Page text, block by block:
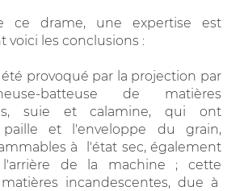
ce drame, une expertise est
voici les conclusions :
été provoqué par la projection par
batteuse de matières
suie et calamine, qui ont
et l'enveloppe du grain,
à l'état sec, également
de la machine ; cette
incandescentes, due à